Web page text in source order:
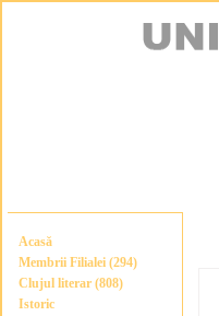
Acasă
Membrii Filialei (294)
Clujul literar (808)
Istoric